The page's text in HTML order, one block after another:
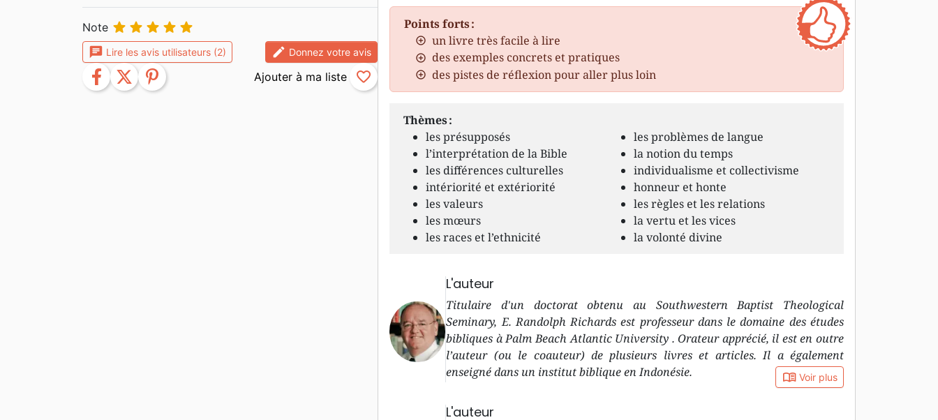
Points forts :
un livre très facile à lire
des exemples concrets et pratiques
des pistes de réflexion pour aller plus loin
Thèmes :
les présupposés
l’interprétation de la Bible
les différences culturelles
intériorité et extériorité
les valeurs
les mœurs
les races et l’ethnicité
les problèmes de langue
la notion du temps
individualisme et collectivisme
honneur et honte
les règles et les relations
la vertu et les vices
la volonté divine
L'auteur
Titulaire d'un doctorat obtenu au Southwestern Baptist Theological
Seminary, E. Randolph Richards est professeur dans le domaine des études
bibliques à Palm Beach Atlantic University . Orateur apprécié, il est en outre
l’auteur (ou le coauteur) de plusieurs livres et articles. Il a également
enseigné dans un institut biblique en Indonésie.
book_open Voir plus
L'auteur
Note     
chat Lire les avis utilisateurs (2) edit Donnez votre avis
facebook twitter pinterest favorite_border